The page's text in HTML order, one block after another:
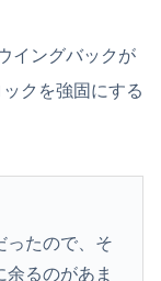
イングバックが
クを強固にする
ったので、そ
るのがあま